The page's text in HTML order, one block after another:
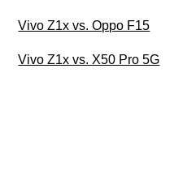
Vivo Z1x vs. Oppo F15
Vivo Z1x vs. X50 Pro 5G